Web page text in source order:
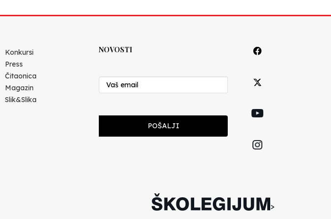
Konkursi
Press
Čitaonica
Magazin
Slik&Slika
NOVOSTI
POŠALJI
>